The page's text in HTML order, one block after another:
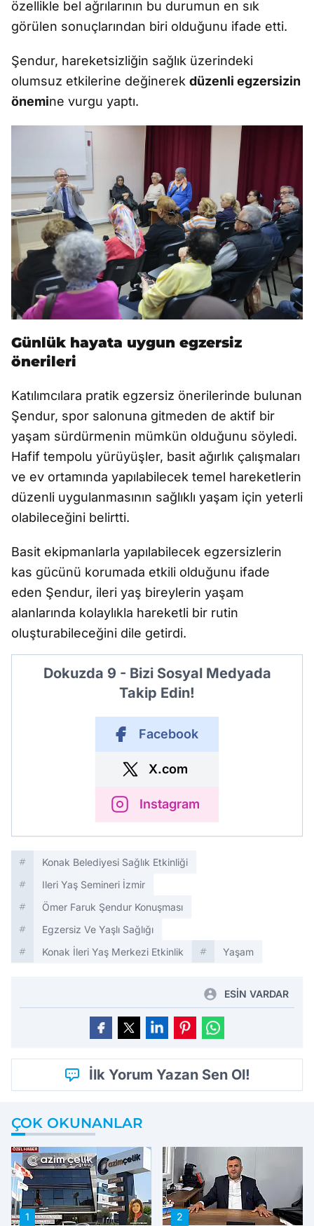
özellikle bel ağrılarının bu durumun en sık
görülen sonuçlarından biri olduğunu ifade etti.
Şendur, hareketsizliğin sağlık üzerindeki
olumsuz etkilerine değinerek düzenli egzersizin
önemine vurgu yaptı.
Günlük hayata uygun egzersiz
önerileri
Katılımcılara pratik egzersiz önerilerinde bulunan
Şendur, spor salonuna gitmeden de aktif bir
yaşam sürdürmenin mümkün olduğunu söyledi.
Hafif tempolu yürüyüşler, basit ağırlık çalışmaları
ve ev ortamında yapılabilecek temel hareketlerin
düzenli uygulanmasının sağlıklı yaşam için yeterli
olabileceğini belirtti.
Basit ekipmanlarla yapılabilecek egzersizlerin
kas gücünü korumada etkili olduğunu ifade
eden Şendur, ileri yaş bireylerin yaşam
alanlarında kolaylıkla hareketli bir rutin
oluşturabileceğini dile getirdi.
Dokuzda 9 - Bizi Sosyal Medyada
Takip Edin!
Facebook
X.com
Instagram
Konak Belediyesi Sağlık Etkinliği
Ileri Yaş Semineri İzmir
Ömer Faruk Şendur Konuşması
Egzersiz Ve Yaşlı Sağlığı
Konak İleri Yaş Merkezi Etkinlik
Yaşam
ESİN VARDAR
İlk Yorum Yazan Sen Ol!
ÇOK OKUNANLAR
1 2